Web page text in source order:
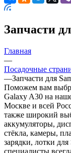
Запчасти
Главная
—
Посадочные
—Запчасти для
Поможем вам
Galaxy A30 на
Москве и всей
также широкий
аккумуляторы,
стёкла, камеры,
зарядки, лотки
специалисты